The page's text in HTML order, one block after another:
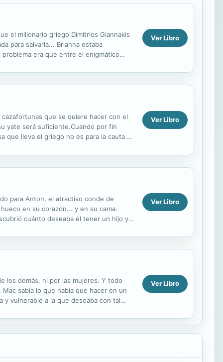
el millonario griego Dimitrios Giannakis
para salvarla... Brianna estaba
era que entre el enigmático
Ver Libro
que se quiere hacer con el
yate será suficiente.Cuando por fin
que lleva el griego no es para la cauta y
Ver Libro
para Anton, el atractivo conde de
en su corazón... y en su cama.
cuánto deseaba él tener un hijo y
Ver Libro
los demás, ni por las mujeres. Y todo
sabía lo que había que hacer en un
y vulnerable a la que deseaba con tal
Ver Libro